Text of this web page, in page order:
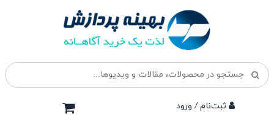
ثبت‌نام / ورود